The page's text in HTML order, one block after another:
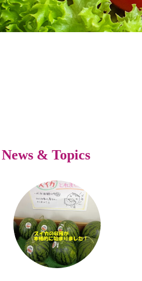
News & Topics